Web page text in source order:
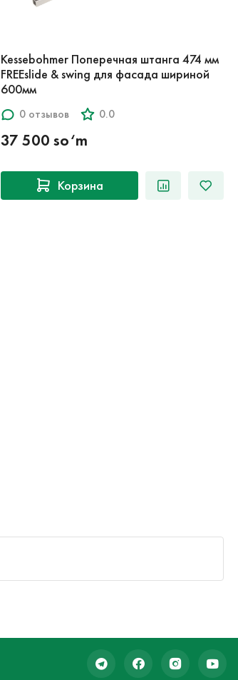
Kessebohmer Поперечная штанга 474 мм
FREEslide & swing для фасада шириной
600мм
0 отзывов 0.0
37 500 so‘m
Корзина